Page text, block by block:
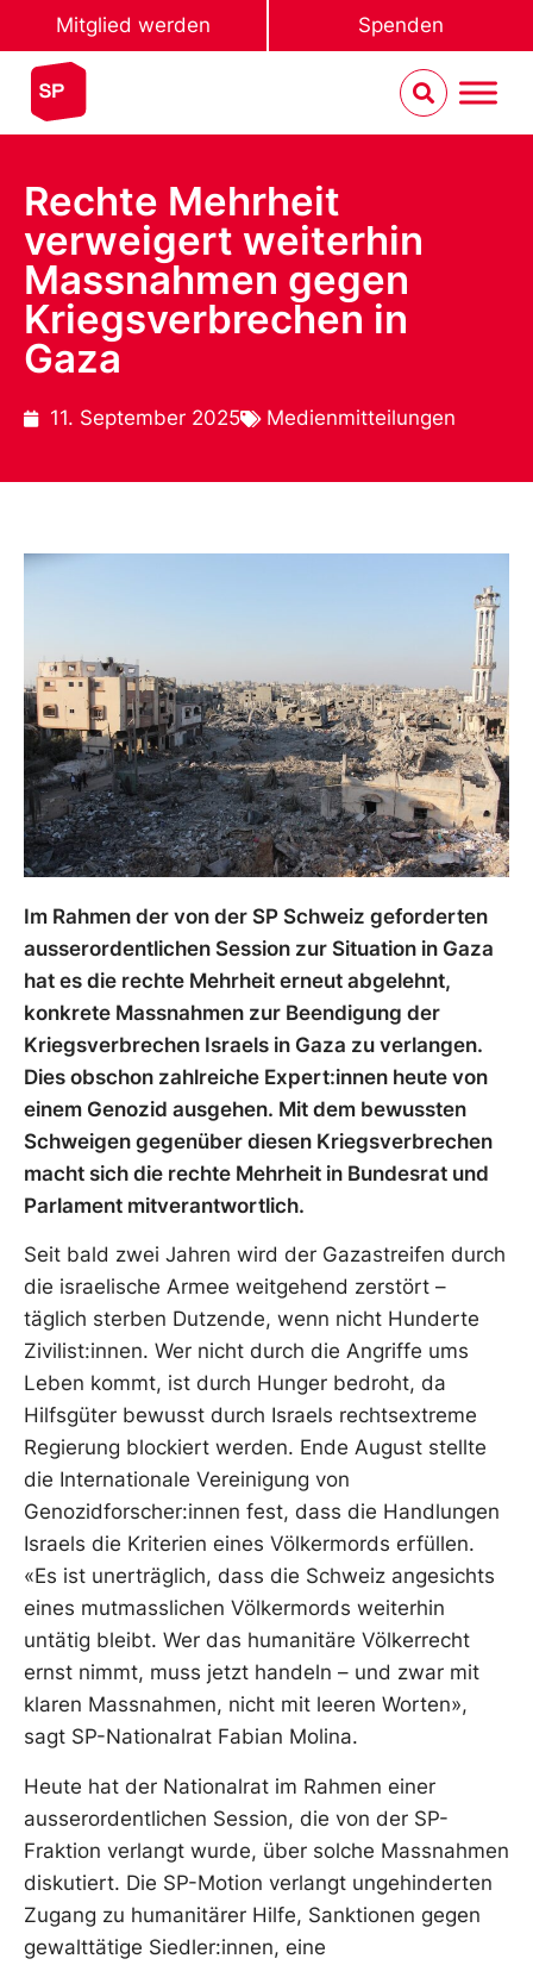
Mitglied werden Spenden
Rechte Mehrheit
verweigert weiterhin
Massnahmen gegen
Kriegsverbrechen in
Gaza
11. September 2025 Medienmitteilungen
Im Rahmen der von der SP Schweiz geforderten
ausserordentlichen Session zur Situation in Gaza
hat es die rechte Mehrheit erneut abgelehnt,
konkrete Massnahmen zur Beendigung der
Kriegsverbrechen Israels in Gaza zu verlangen.
Dies obschon zahlreiche Expert:innen heute von
einem Genozid ausgehen. Mit dem bewussten
Schweigen gegenüber diesen Kriegsverbrechen
macht sich die rechte Mehrheit in Bundesrat und
Parlament mitverantwortlich.
Seit bald zwei Jahren wird der Gazastreifen durch
die israelische Armee weitgehend zerstört –
täglich sterben Dutzende, wenn nicht Hunderte
Zivilist:innen. Wer nicht durch die Angriffe ums
Leben kommt, ist durch Hunger bedroht, da
Hilfsgüter bewusst durch Israels rechtsextreme
Regierung blockiert werden. Ende August stellte
die Internationale Vereinigung von
Genozidforscher:innen fest, dass die Handlungen
Israels die Kriterien eines Völkermords erfüllen.
«Es ist unerträglich, dass die Schweiz angesichts
eines mutmasslichen Völkermords weiterhin
untätig bleibt. Wer das humanitäre Völkerrecht
ernst nimmt, muss jetzt handeln – und zwar mit
klaren Massnahmen, nicht mit leeren Worten»,
sagt SP-Nationalrat Fabian Molina.
Heute hat der Nationalrat im Rahmen einer
ausserordentlichen Session, die von der SP-
Fraktion verlangt wurde, über solche Massnahmen
diskutiert. Die SP-Motion verlangt ungehinderten
Zugang zu humanitärer Hilfe, Sanktionen gegen
gewalttätige Siedler:innen, eine